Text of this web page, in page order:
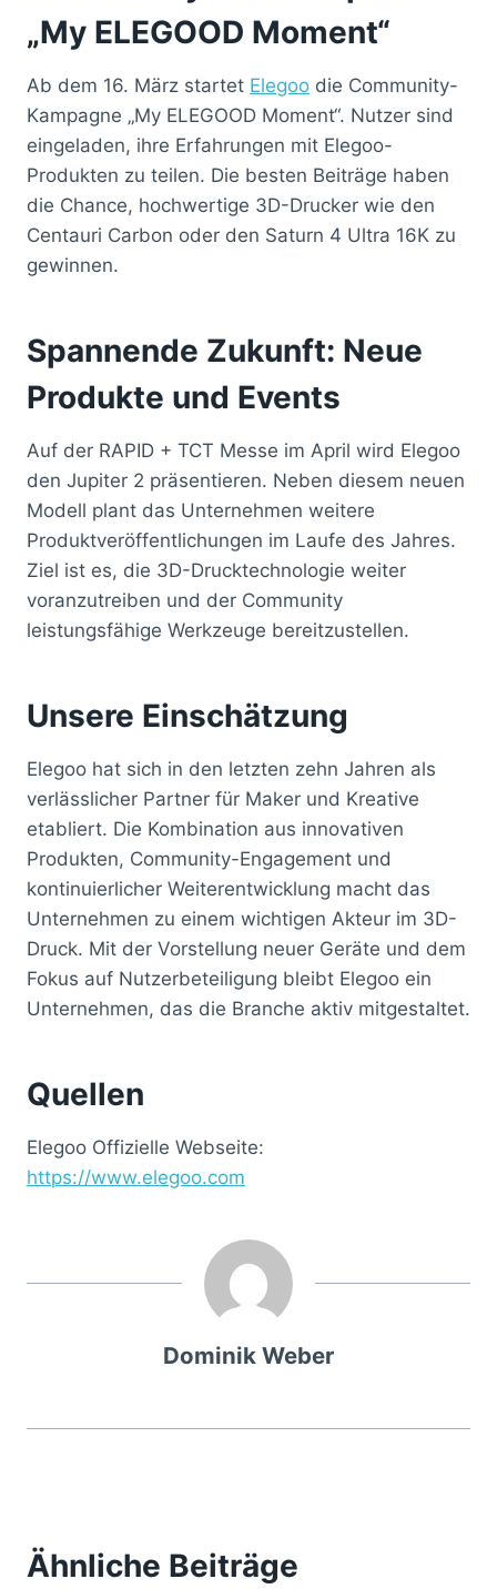
„My ELEGOOD Moment“
Ab dem 16. März startet Elegoo die Community-
Kampagne „My ELEGOOD Moment“. Nutzer sind
eingeladen, ihre Erfahrungen mit Elegoo-
Produkten zu teilen. Die besten Beiträge haben
die Chance, hochwertige 3D-Drucker wie den
Centauri Carbon oder den Saturn 4 Ultra 16K zu
gewinnen.
Spannende Zukunft: Neue
Produkte und Events
Auf der RAPID + TCT Messe im April wird Elegoo
den Jupiter 2 präsentieren. Neben diesem neuen
Modell plant das Unternehmen weitere
Produktveröffentlichungen im Laufe des Jahres.
Ziel ist es, die 3D-Drucktechnologie weiter
voranzutreiben und der Community
leistungsfähige Werkzeuge bereitzustellen.
Unsere Einschätzung
Elegoo hat sich in den letzten zehn Jahren als
verlässlicher Partner für Maker und Kreative
etabliert. Die Kombination aus innovativen
Produkten, Community-Engagement und
kontinuierlicher Weiterentwicklung macht das
Unternehmen zu einem wichtigen Akteur im 3D-
Druck. Mit der Vorstellung neuer Geräte und dem
Fokus auf Nutzerbeteiligung bleibt Elegoo ein
Unternehmen, das die Branche aktiv mitgestaltet.
Quellen
Elegoo Offizielle Webseite:
https://www.elegoo.com
Dominik Weber
Ähnliche Beiträge